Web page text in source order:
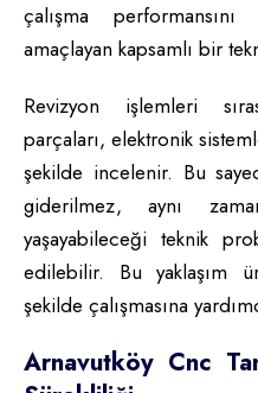
çalışma
amaçlayan kapsamlı bir
Revizyon işlemleri
parçaları, elektronik
şekilde incelenir. Bu
giderilmez, aynı
yaşayabileceği teknik
edilebilir. Bu yaklaşım
şekilde çalışmasına
Arnavutköy Cnc